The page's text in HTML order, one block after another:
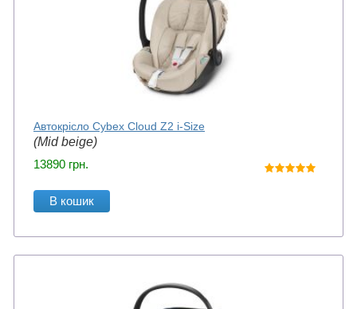
Автокрісло Cybex Cloud Z2 i-Size
(Mid beige)
13890 грн.
В кошик